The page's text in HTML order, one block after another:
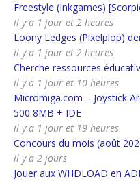
Freestyle (Inkgames)
il y a 1 jour et 2 heures
Loony Ledges (Pixelplop)
il y a 1 jour et 2 heures
Cherche ressources
il y a 1 jour et 10 heures
Micromiga.com – Joystick
500 8MB + IDE
il y a 1 jour et 19 heures
Concours du mois (août
il y a 2 jours
Jouer aux WHDLOAD en